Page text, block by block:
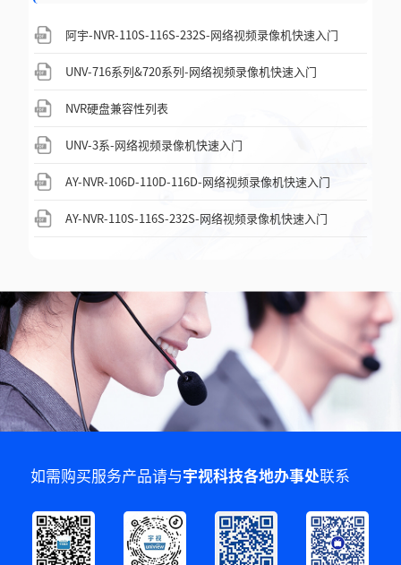
阿宇-NVR-110S-116S-232S-网络视频录像机快速入门
UNV-716系列&720系列-网络视频录像机快速入门
NVR硬盘兼容性列表
UNV-3系-网络视频录像机快速入门
AY-NVR-106D-110D-116D-网络视频录像机快速入门
AY-NVR-110S-116S-232S-网络视频录像机快速入门
如需购买服务产品请与宇视科技各地办事处联系